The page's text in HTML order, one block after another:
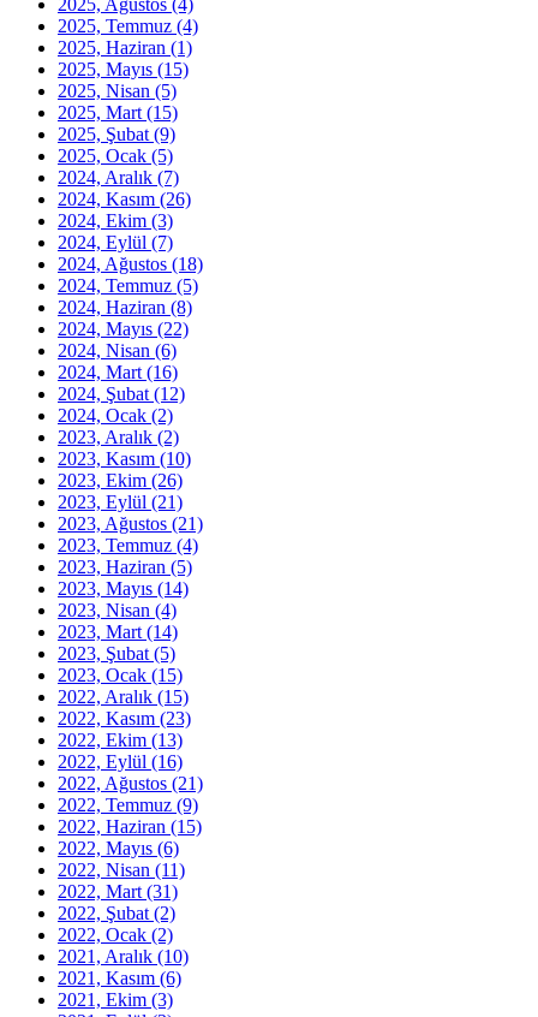
2025, Ağustos (4)
2025, Temmuz (4)
2025, Haziran (1)
2025, Mayıs (15)
2025, Nisan (5)
2025, Mart(15)
2025, Şubat(9)
2025, Ocak (5)
2024, Aralık (7)
2024, Kasım (26)
2024, Ekim (3)
2024, Eylül (7)
2024, Ağustos (18)
2024, Temmuz (5)
2024, Haziran (8)
2024, Mayıs (22)
2024, Nisan (6)
2024, Mart(16)
2024, Şubat(12)
2024, Ocak (2)
2023, Aralık (2)
2023, Kasım (10)
2023, Ekim (26)
2023, Eylül (21)
2023, Ağustos (21)
2023, Temmuz (4)
2023, Haziran (5)
2023, Mayıs (14)
2023, Nisan (4)
2023, Mart(14)
2023, Şubat(5)
2023, Ocak (15)
2022, Aralık (15)
2022, Kasım (23)
2022, Ekim (13)
2022, Eylül (16)
2022, Ağustos (21)
2022, Temmuz (9)
2022, Haziran (15)
2022, Mayıs (6)
2022, Nisan (11)
2022, Mart(31)
2022, Şubat(2)
2022, Ocak (2)
2021, Aralık (10)
2021, Kasım (6)
2021, Ekim (3)